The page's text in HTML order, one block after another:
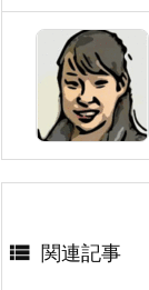
 関連記事